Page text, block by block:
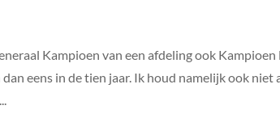
Kampioen van een afdeling ook
eens in de tien jaar. Ik houd namelijk ook